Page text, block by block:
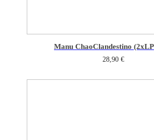
Manu ChaoClandestino
28,90 €